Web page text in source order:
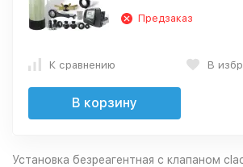
Предзаказ
К сравнению В
В корзину
Установка безреагентная с клапаном